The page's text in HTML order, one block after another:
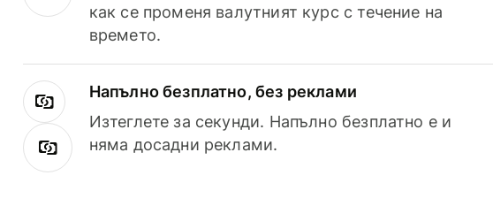
как се променя валутният курс с течение на
времето.
Напълно безплатно, без реклами
Изтеглете за секунди. Напълно безплатно е и
няма досадни реклами.